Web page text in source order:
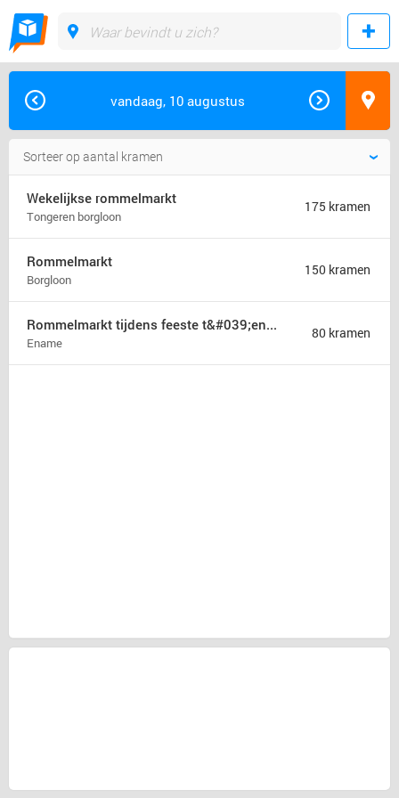
vandaag, 10 augustus
Wekelijkse rommelmarkt
Tongeren borgloon
175 kramen
Rommelmarkt
Borgloon
150 kramen
Rommelmarkt tijdens feeste t&#039;ename
Ename
80 kramen